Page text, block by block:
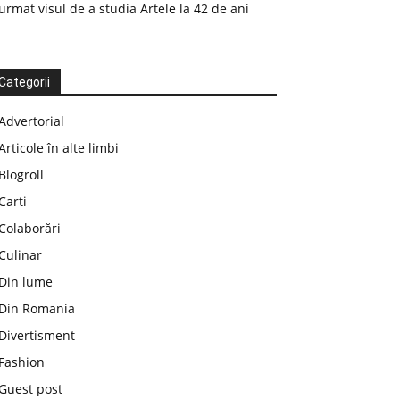
urmat visul de a studia Artele la 42 de ani
în alte limbi
Blogroll
Din lume
Din Romania
Divertisment
Fashion
post